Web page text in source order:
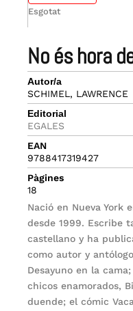
no és hora
Autor/a
SCHIMEL, LAWRENCE
Editorial
EGALES
EAN
9788417319427
Pàgines
18
Nació en Nueva York
desde 1999. Escribe
castellano y ha
como autor y
Desayuno en la
chicos enamorados,
duende; el cómic
Esgotat